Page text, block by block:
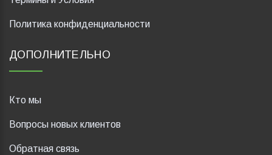
Политика конфиденциальности
ДОПОЛНИТЕЛЬНО
Кто мы
Вопросы новых клиентов
Обратная связь